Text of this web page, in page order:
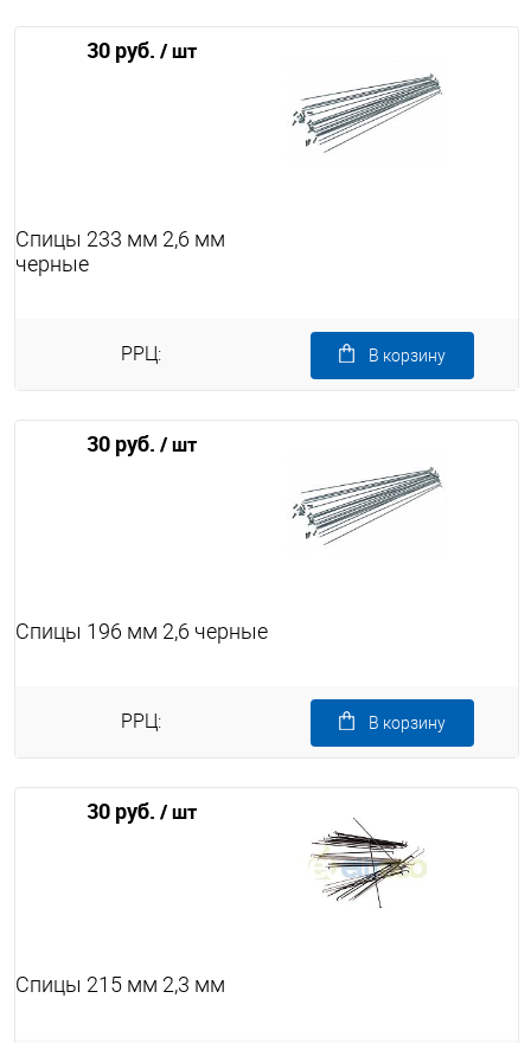
30 руб. / шт
Спицы 233 мм 2,6 мм
черные
РРЦ:
30 руб. / шт
В корзину
Спицы 196 мм 2,6 черные
РРЦ:
30 руб. / шт
В корзину
Спицы 215 мм 2,3 мм